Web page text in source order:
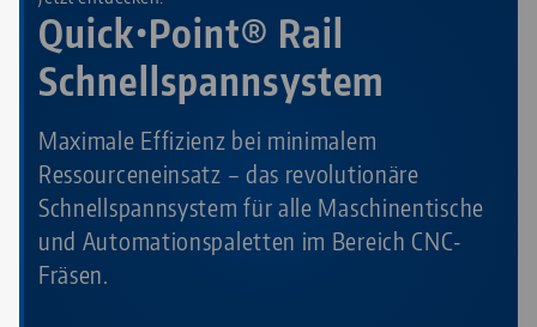
Quick•Point® Rail
Schnellspannsystem
Maximale Effizienz bei minimalem
Ressourceneinsatz – das revolutionäre
Schnellspannsystem für alle Maschinentische
und Automationspaletten im Bereich CNC-
Fräsen.